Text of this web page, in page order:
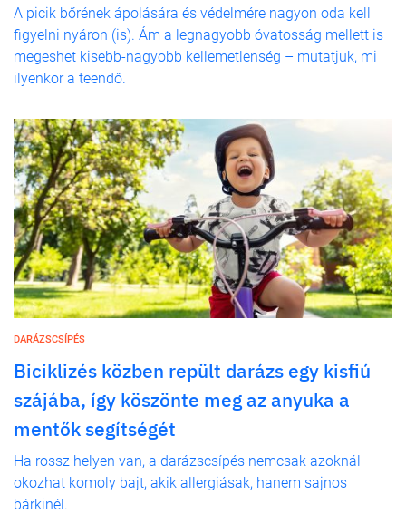
A picik bőrének ápolására és védelmére nagyon oda kell
figyelni nyáron (is). Ám a legnagyobb óvatosság mellett is
megeshet kisebb-nagyobb kellemetlenség – mutatjuk, mi
ilyenkor a teendő.
DARÁZSCSÍPÉS
Biciklizés közben repült darázs egy kisfiú
szájába, így köszönte meg az anyuka a
mentők segítségét
Ha rossz helyen van, a darázscsípés nemcsak azoknál
okozhat komoly bajt, akik allergiásak, hanem sajnos
bárkinél.